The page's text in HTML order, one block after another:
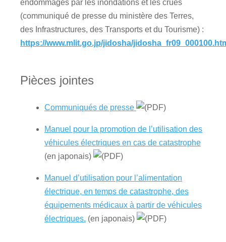
endommagés par les inondations et les crues
(communiqué de presse du ministère des Terres,
des Infrastructures, des Transports et du Tourisme) :
https://www.mlit.go.jp/jidosha/
Pièces jointes
Communiqués de presse
Manuel pour la promotion de l’utilisation des
véhicules électriques en cas de catastrophe
(en japonais)
Manuel d’utilisation pour l’alimentation
électrique, en temps de catastrophe, des
équipements médicaux à partir de véhicules
électriques. (en japonais)